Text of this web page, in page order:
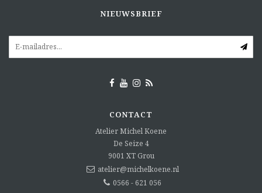
NIEUWSBRIEF
CONTACT
Atelier Michel Koene
De Seize 4
9001 XT Grou
atelier@michelkoene.nl
0566 - 621 056